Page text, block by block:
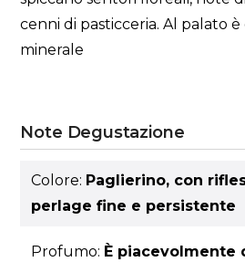
cenni di pasticceria. Al palato
minerale
Note Degustazione
Colore: Paglierino, con
perlage fine e persistente
Profumo: È piacevolmente